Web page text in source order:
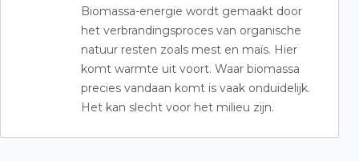
Biomassa-energie wordt gemaakt door
het verbrandingsproces van organische
natuur resten zoals mest en maïs. Hier
komt warmte uit voort. Waar biomassa
precies vandaan komt is vaak onduidelijk.
Het kan slecht voor het milieu zijn.